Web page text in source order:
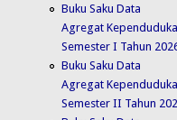
Buku Saku Data
Agregat
Semester I Tahun
Buku Saku Data
Agregat
Semester II Tahun